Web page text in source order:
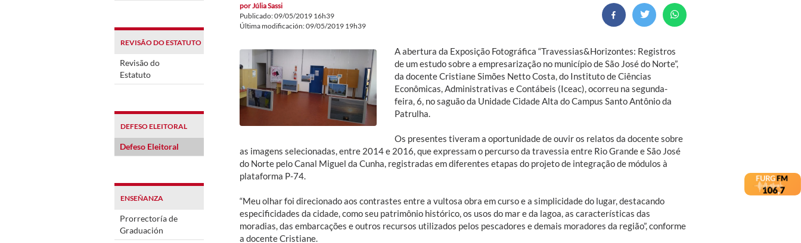
REVISÃO DO ESTATUTO
Revisão do
Estatuto
DEFESO ELEITORAL
Defeso Eleitoral
ENSEÑANZA
Prorrectoría de
Graduación
porJúlia Sassi
Publicado: 09/05/2019 16h39
Última modificación: 09/05/2019 19h39
A abertura da Exposição Fotográfica “Travessias&Horizontes: Registros
de um estudo sobre a empresarização no município de São José do Norte”,
da docente Cristiane Simões Netto Costa, do Instituto de Ciências
Econômicas, Administrativas e Contábeis (Iceac), ocorreu na segunda-
feira, 6, no saguão da Unidade Cidade Alta do Campus Santo Antônio da
Patrulha.
Os presentes tiveram a oportunidade de ouvir os relatos da docente sobre
as imagens selecionadas, entre 2014 e 2016, que expressam o percurso da travessia entre Rio Grande e São José
do Norte pelo Canal Miguel da Cunha, registradas em diferentes etapas do projeto de integração de módulos à
plataforma P-74.
“Meu olhar foi direcionado aos contrastes entre a vultosa obra em curso e a simplicidade do lugar, destacando
especificidades da cidade, como seu patrimônio histórico, os usos do mar e da lagoa, as características das
moradias, das embarcações e outros recursos utilizados pelos pescadores e demais moradores da região”, conforme
a docente Cristiane.